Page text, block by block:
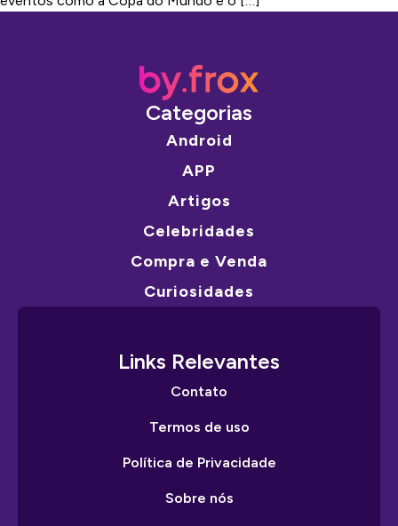
Categorias
Android
APP
Artigos
Celebridades
Compra e Venda
Curiosidades
Links Relevantes
Contato
Termos de uso
Política de Privacidade
Sobre nós